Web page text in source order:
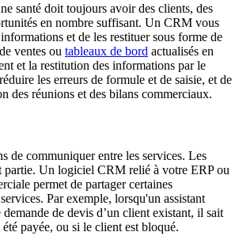
santé doit toujours avoir des clients, des
en nombre suffisant. Un CRM vous
et de les restituer sous forme de
ventes ou tableaux de bord actualisés en
et la restitution des informations par le
les erreurs de formule et de saisie, et de
des réunions et des bilans commerciaux.
de communiquer entre les services. Les
Un logiciel CRM relié à votre ERP ou
permet de partager certaines
Par exemple, lorsqu'un assistant
de devis d’un client existant, il sait
payée, ou si le client est bloqué.